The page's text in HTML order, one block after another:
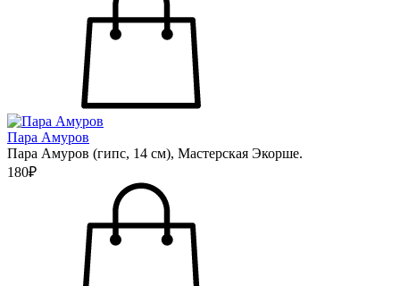
Пара Амуров
Пара Амуров (гипс, 14 см), Мастерская Экорше.
180₽